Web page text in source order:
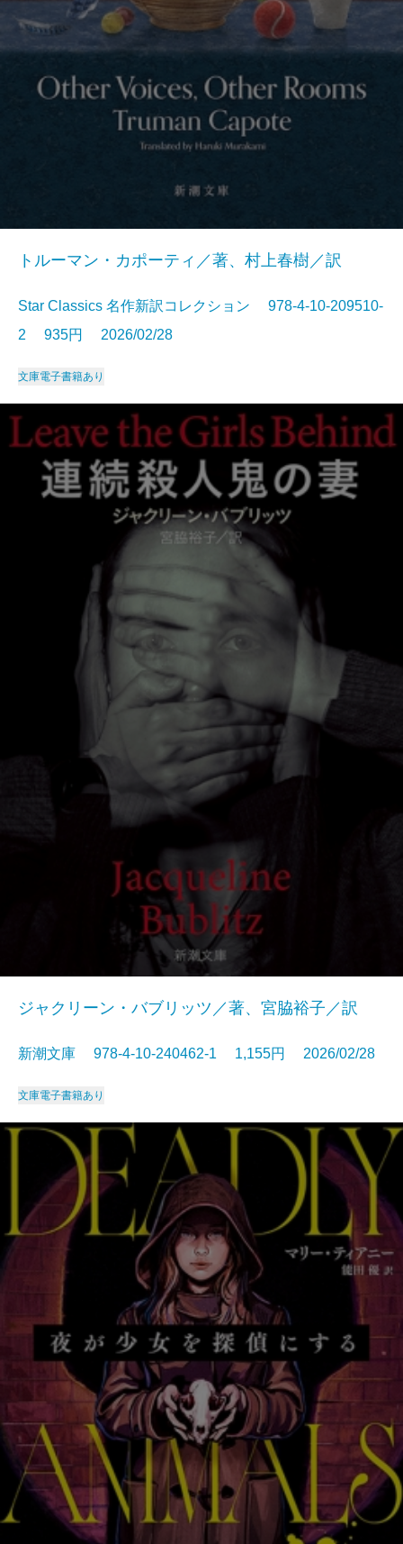
トルーマン・カポーティ／著、村上春樹／訳
Star Classics 名作新訳コレクション 978-4-10-209510-
2 935円 2026/02/28
文庫電子書籍あり
ジャクリーン・バブリッツ／著、宮脇裕子／訳
新潮文庫 978-4-10-240462-1 1,155円 2026/02/28
文庫電子書籍あり